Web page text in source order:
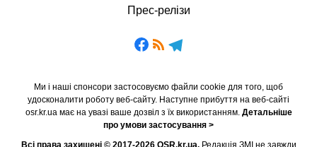
Прес-релізи
Ми і наші спонсори застосовуємо файли cookie для того, щоб
удосконалити роботу веб-сайту. Наступне прибуття на веб-сайті
osr.kr.ua має на увазі ваше дозвіл з їх використанням. Детальніше
про умови застосування >
Всі права захищені © 2017-2026 OSR.kr.ua.Редакція ЗМІ не завжди